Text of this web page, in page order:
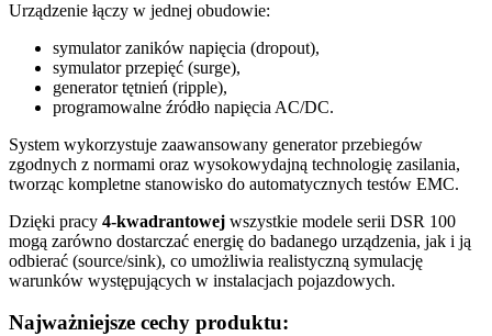
Urządzenie łączy w jednej obudowie:
symulator zaników napięcia (dropout),
symulator przepięć (surge),
generator tętnień (ripple),
programowalne źródło napięcia AC/DC.
System wykorzystuje zaawansowany generator przebiegów
zgodnych z normami oraz wysokowydajną technologię zasilania,
tworząc kompletne stanowisko do automatycznych testów EMC.
Dzięki pracy 4-kwadrantowej wszystkie modele serii DSR 100
mogą zarówno dostarczać energię do badanego urządzenia, jak i ją
odbierać (source/sink), co umożliwia realistyczną symulację
warunków występujących w instalacjach pojazdowych.
Najważniejsze cechy produktu: